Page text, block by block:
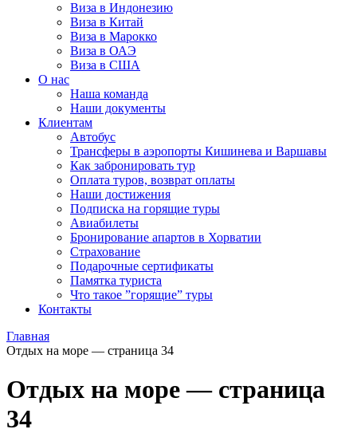
Виза в Индонезию
Виза в Китай
Виза в Марокко
Виза в ОАЭ
Виза в США
О нас
Наша команда
Наши документы
Клиентам
Автобус
Трансферы в аэропорты Кишинева и Варшавы
Как забронировать тур
Оплата туров, возврат оплаты
Наши достижения
Подписка на горящие туры
Авиабилеты
Бронирование апартов в Хорватии
Страхование
Подарочные сертификаты
Памятка туриста
Что такое ”горящие” туры
Контакты
Главная
Отдых на море — страница 34
Отдых на море — страница
34